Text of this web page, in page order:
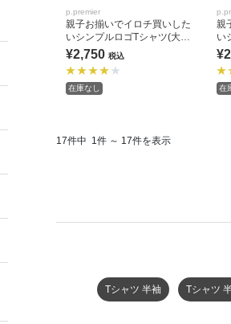
p.premier
親子お揃いでイロチ買いした
いシンプルロゴTシャツ(大人)
全9色 リンク
¥2,750 税込
在庫なし
親
い
全
在
17件中 1件 ～ 17件を表示
Tシャツ 半袖 Tシャツ